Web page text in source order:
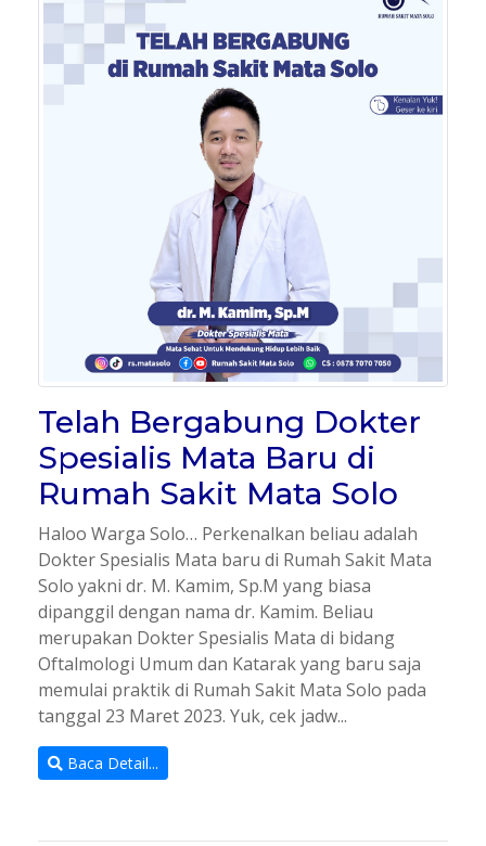
Telah Bergabung Dokter
Spesialis Mata Baru di
Rumah Sakit Mata Solo
Haloo Warga Solo… Perkenalkan beliau adalah
Dokter Spesialis Mata baru di Rumah Sakit Mata
Solo yakni dr. M. Kamim, Sp.M yang biasa
dipanggil dengan nama dr. Kamim. Beliau
merupakan Dokter Spesialis Mata di bidang
Oftalmologi Umum dan Katarak yang baru saja
memulai praktik di Rumah Sakit Mata Solo pada
tanggal 23 Maret 2023. Yuk, cek jadw...
Baca Detail...